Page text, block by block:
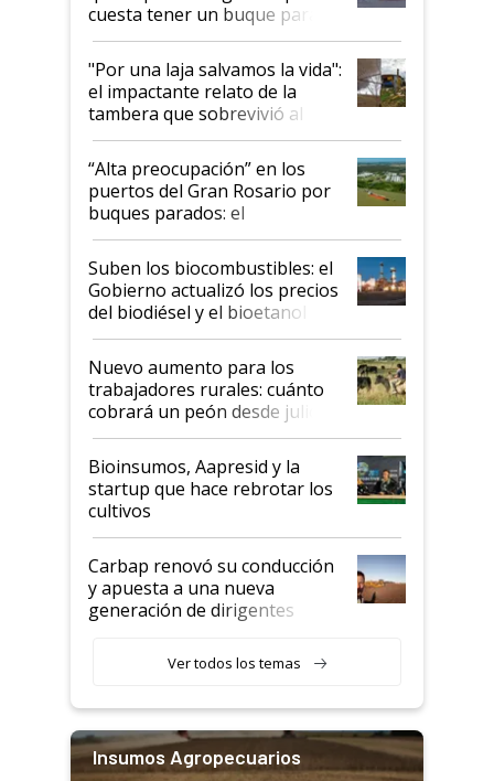
cuesta tener un buque parado
y el peligro de que Argentina
pase a ser "país sucio"
"Por una laja salvamos la vida":
el impactante relato de la
tambera que sobrevivió al
tornado
“Alta preocupación” en los
puertos del Gran Rosario por
buques parados: el
funcionamiento de las
exportadoras en tensión tras
la medida de fuerza de los
prácticos
Suben los biocombustibles: el
Gobierno actualizó los precios
del biodiésel y el bioetanol
Nuevo aumento para los
trabajadores rurales: cuánto
cobrará un peón desde julio
Bioinsumos, Aapresid y la
startup que hace rebrotar los
cultivos
Carbap renovó su conducción
y apuesta a una nueva
generación de dirigentes
Ver todos los temas
Insumos Agropecuarios